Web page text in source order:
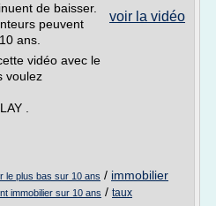
voir la vidéo
de baisser.
peuvent
ans.
vidéo avec le
voulez
.
le plus bas sur 10 ans / immobilier
immobilier sur 10 ans / taux